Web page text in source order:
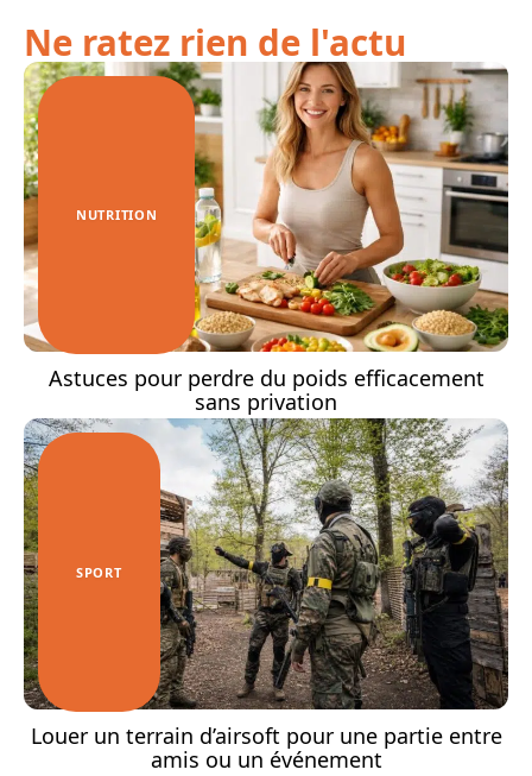
Ne ratez rien de l'actu
NUTRITION
Astuces pour perdre du poids efficacement
sans privation
SPORT
Louer un terrain d’airsoft pour une partie entre
amis ou un événement